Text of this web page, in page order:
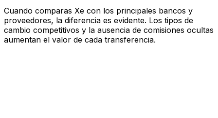
Cuando comparas Xe con los principales bancos y
proveedores, la diferencia es evidente. Los tipos de
cambio competitivos y la ausencia de comisiones ocultas
aumentan el valor de cada transferencia.